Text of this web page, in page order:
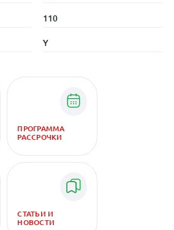
110
Y
ПРОГРАММА
РАССРОЧКИ
СТАТЬИ И
НОВОСТИ